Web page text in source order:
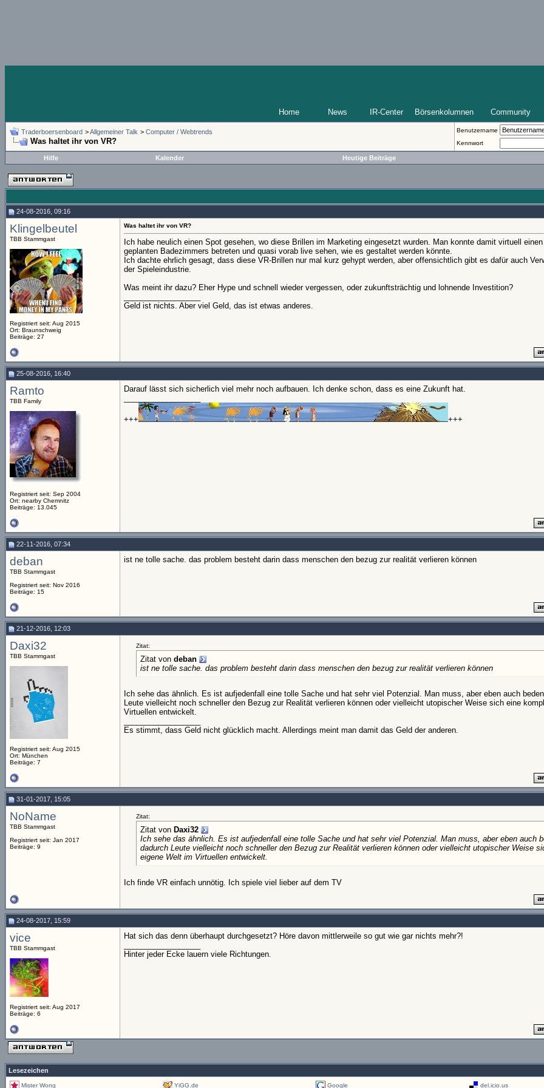
Home News IR-Center Börsenkolumnen Community
Traderboersenboard >Allgemeiner Talk > Computer / Webtrends
Was haltet ihr von VR?
Benutzername
Kennwort
Hilfe Kalender Heutige Beiträge
24-08-2016, 09:16
Klingelbeutel
TBB Stammgast
Registriert seit: Aug 2015
Ort: Braunschweig
Beiträge: 27
Was haltet ihr von VR?
Ich habe neulich einen Spot gesehen, wo diese Brillen im Marketing eingesetzt wurden. Man konnte damit virtuell
geplanten Badezimmers betreten und quasi vorab live sehen, wie es gestaltet werden könnte.
Ich dachte ehrlich gesagt, dass diese VR-Brillen nur mal kurz gehypt werden, aber offensichtlich gibt es dafür auch
der Spieleindustrie.
Was meint ihr dazu? Eher Hype und schnell wieder vergessen, oder zukunftsträchtig und lohnende Investition?
Geld ist nichts. Aber viel Geld, das ist etwas anderes.
25-08-2016, 16:40
Ramto
TBB Family
Registriert seit: Sep 2004
Ort: nearby Chemnitz
Beiträge: 13.045
Darauf lässt sich sicherlich viel mehr noch aufbauen. Ich denke schon, dass es eine Zukunft hat.
+++ +++
22-11-2016, 07:34
deban
TBB Stammgast
Registriert seit: Nov 2016
Beiträge: 15
ist ne tolle sache. das problem besteht darin dass menschen den bezug zur realität verlieren können
21-12-2016, 12:03
Daxi32
TBB Stammgast
Registriert seit: Aug 2015
Ort: München
Beiträge: 7
Zitat:
Zitat von deban
ist ne tolle sache. das problem besteht darin dass menschen den bezug zur realität verlieren können
Ich sehe das ähnlich. Es ist aufjedenfall eine tolle Sache und hat sehr viel Potenzial. Man muss, aber eben auch
Leute vielleicht noch schneller den Bezug zur Realität verlieren können oder vielleicht utopischer Weise sich eine
Virtuellen entwickelt.
Es stimmt, dass Geld nicht glücklich macht. Allerdings meint man damit das Geld der anderen.
31-01-2017, 15:05
NoName
TBB Stammgast
Registriert seit: Jan 2017
Beiträge: 9
Zitat:
Zitat von Daxi32
Ich sehe das ähnlich. Es ist aufjedenfall eine tolle Sache und hat sehr viel Potenzial. Man muss, aber eben auch
dadurch Leute vielleicht noch schneller den Bezug zur Realität verlieren können oder vielleicht utopischer Weise
eigene Welt im Virtuellen entwickelt.
Ich finde VR einfach unnötig. Ich spiele viel lieber auf dem TV
24-08-2017, 15:59
vice
TBB Stammgast
Registriert seit: Aug 2017
Beiträge: 6
Hat sich das denn überhaupt durchgesetzt? Höre davon mittlerweile so gut wie gar nichts mehr?!
Hinter jeder Ecke lauern viele Richtungen.
Lesezeichen
Mister Wong YiGG.de Google del.icio.us